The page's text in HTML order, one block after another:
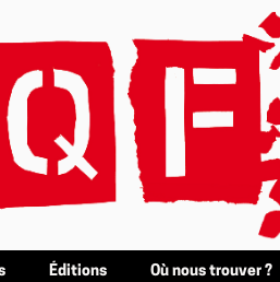
Éditions Où nous trouver ?